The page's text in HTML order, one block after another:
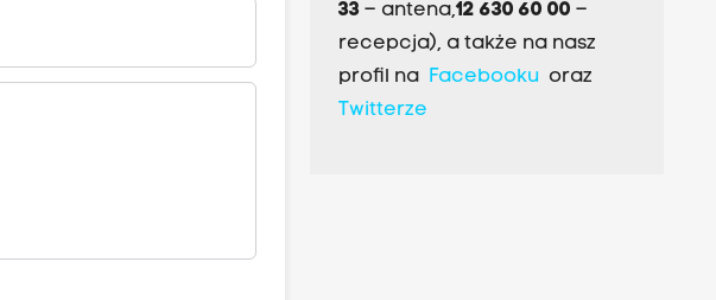
33– antena,12 630 60 00 –
recepcja), a także na nasz
profil na Facebookuoraz
Twitterze